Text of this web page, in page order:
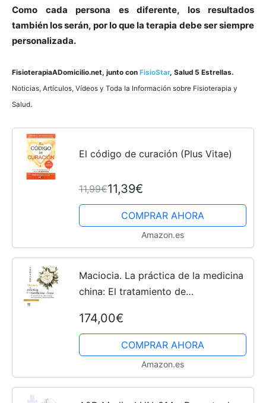
Como cada persona es diferente, los resultados
también los serán, por lo que la terapia debe ser siempre
personalizada.
FisioterapiaADomicilio.net, junto con FisioStar, Salud 5 Estrellas.
Noticias, Artí­culos, Ví­deos y Toda la Información sobre Fisioterapia y
Salud.
El código de curación (Plus Vitae)
11,99€11,39€
COMPRAR AHORA
Amazon.es
Maciocia. La práctica de la medicina
china: El tratamiento de
fitoterapia china
174,00€
COMPRAR AHORA
Amazon.es